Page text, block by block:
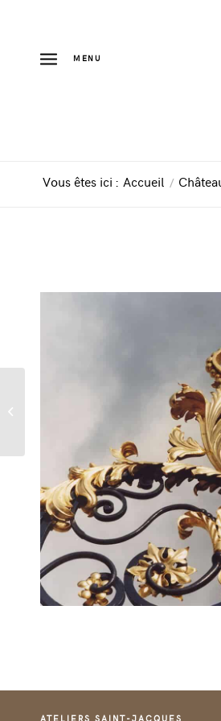
MENU
Vous êtes ici : Accueil /